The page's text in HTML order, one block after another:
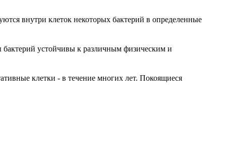
внутри клеток некоторых бактерий в определенные
устойчивы к различным физическим и
клетки - в течение многих лет. Покоящиеся